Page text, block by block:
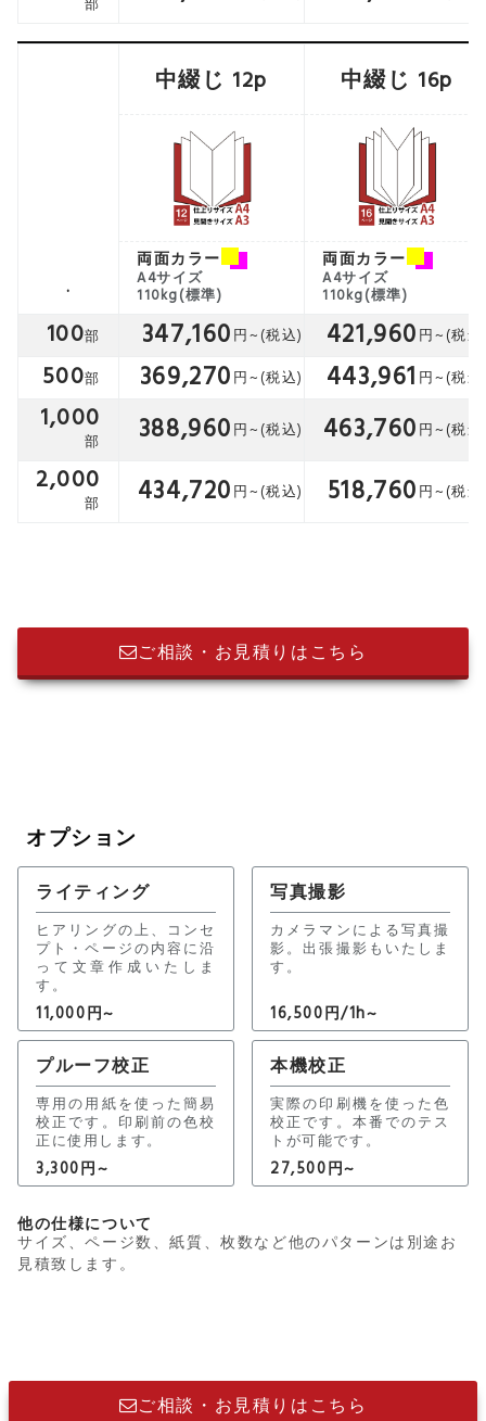
.
中綴じ 12p 中綴じ 16p
両面カラー
A4サイズ
110kg(標準)
両面カラー
A4サイズ
110kg(標準)
100 347,160 421,960
500 369,270 443,961
1,000 388,960 463,760
2,000 434,720 518,760
ご相談・お見積りはこちら
オプション
ライティング
ヒアリングの上、コンセ
プト・ページの内容に沿
って文章作成いたしま
す。
11,000円~
写真撮影
カメラマンによる写真撮
影。出張撮影もいたしま
す。
16,500円/1h~
プルーフ校正
専用の用紙を使った簡易
校正です。印刷前の色校
正に使用します。
3,300円~
本機校正
実際の印刷機を使った色
校正です。本番でのテス
トが可能です。
27,500円~
他の仕様について
サイズ、ページ数、紙質、枚数など他のパターンは別途お
見積致します。
ご相談・お見積りはこちら